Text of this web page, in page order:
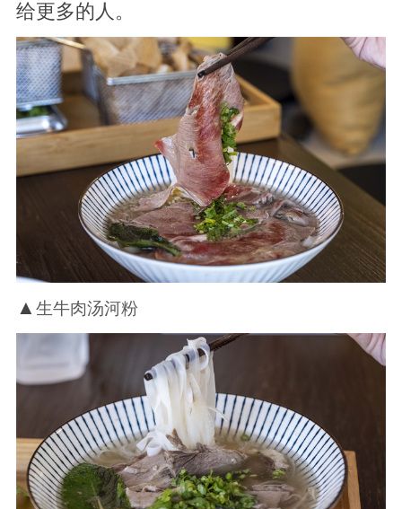
给更多的人。
▲ 生牛肉汤河粉